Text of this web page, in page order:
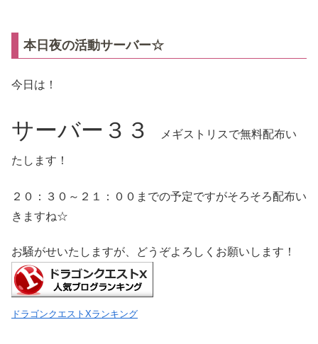
本日夜の活動サーバー☆
今日は！
サーバー３３ メギストリスで無料配布い
たします！
２０：３０～２１：００までの予定ですがそろそろ配布い
きますね☆
お騒がせいたしますが、どうぞよろしくお願いします！
ドラゴンクエストXランキング